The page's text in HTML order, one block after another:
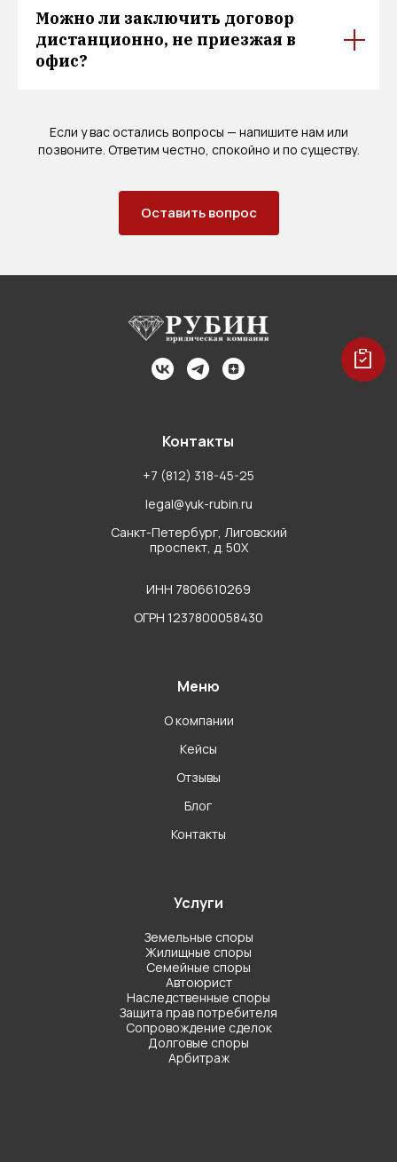
Можно ли заключить договор
дистанционно, не приезжая в
офис?
Если у вас остались вопросы — напишите нам или
позвоните. Ответим честно, спокойно и по существу.
Оставить вопрос
ОГРН 1237800058430
ИНН 7806610269
Контакты
+7 (812) 318-45-25
legal@yuk-rubin.ru
Санкт-Петербург, Лиговский
проспект, д. 50Х
Меню
О компании
Кейсы
Отзывы
Блог
Контакты
Земельные споры
Жилищные споры
Семейные споры
Автоюрист
Наследственные споры
Защита прав потребителя
Сопровождение сделок
Долговые споры
Арбитраж
Услуги